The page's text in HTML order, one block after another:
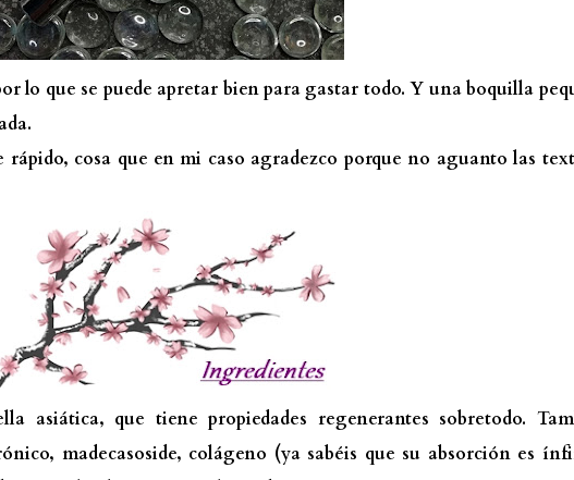
lo que se puede apretar bien para gastar todo. Y una boquilla
rápido, cosa que en mi caso agradezco porque no aguanto las
asiática, que tiene propiedades regenerantes sobretodo.
madecasoside, colágeno (ya sabéis que su absorción es